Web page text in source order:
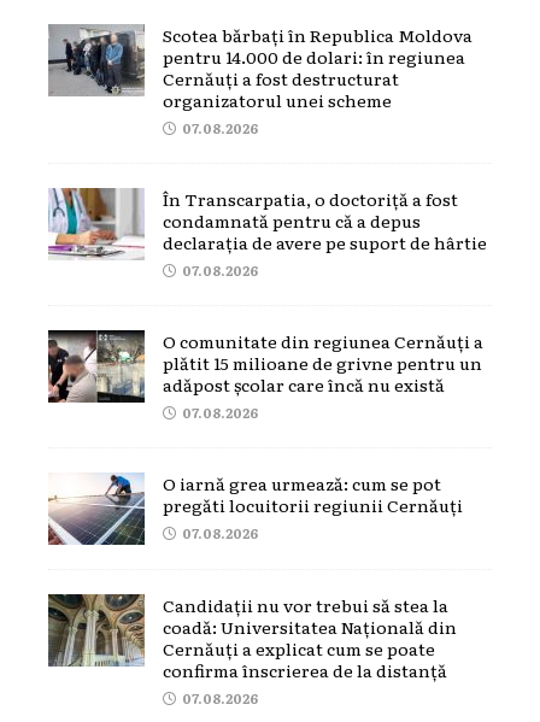
Scotea bărbați în Republica Moldova
pentru 14.000 de dolari: în regiunea
Cernăuți a fost destructurat
organizatorul unei scheme
07.08.2026
În Transcarpatia, o doctoriță a fost
condamnată pentru că a depus
declarația de avere pe suport de hârtie
07.08.2026
O comunitate din regiunea Cernăuți a
plătit 15 milioane de grivne pentru un
adăpost școlar care încă nu există
07.08.2026
O iarnă grea urmează: cum se pot
pregăti locuitorii regiunii Cernăuți
07.08.2026
Candidații nu vor trebui să stea la
coadă: Universitatea Națională din
Cernăuți a explicat cum se poate
confirma înscrierea de la distanță
07.08.2026